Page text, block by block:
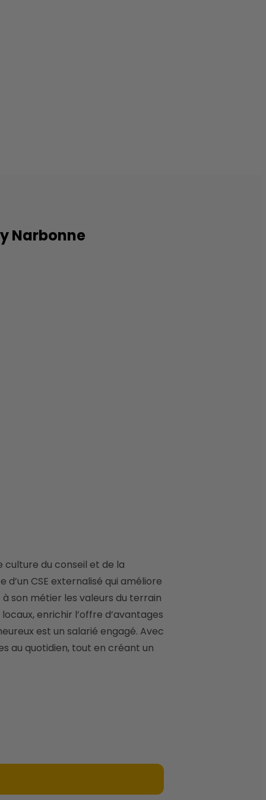
Narbonne
d’un CSE externalisé qui améliore
son métier les valeurs du terrain
enrichir l’offre d’avantages
est un salarié engagé. Avec
au quotidien, tout en créant un